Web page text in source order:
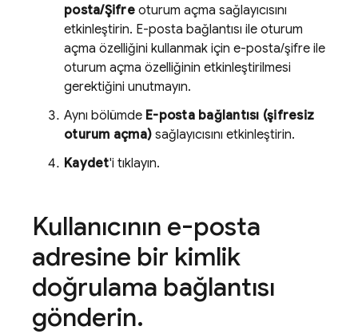
posta/Şifreoturum açma sağlayıcısını
etkinleştirin. E-posta bağlantısı ile oturum
açma özelliğini kullanmak için e-posta/şifre ile
oturum açma özelliğinin etkinleştirilmesi
gerektiğini unutmayın.
Aynı bölümde E-posta bağlantısı (şifresiz
oturum açma) sağlayıcısını etkinleştirin.
Kaydet'i tıklayın.
Kullanıcının e-posta
adresine bir kimlik
doğrulama bağlantısı
gönderin.